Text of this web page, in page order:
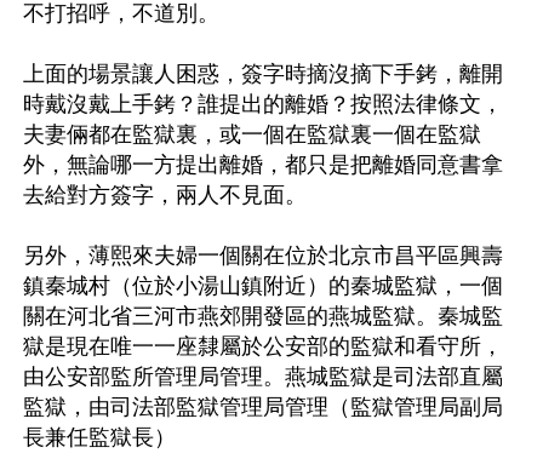
不打招呼，不道別。
上面的場景讓人困惑，簽字時摘沒摘下手銬，離開
時戴沒戴上手銬？誰提出的離婚？按照法律條文，
夫妻倆都在監獄裏，或一個在監獄裏一個在監獄
外，無論哪一方提出離婚，都只是把離婚同意書拿
去給對方簽字，兩人不見面。
另外，薄熙來夫婦一個關在位於北京市昌平區興壽
鎮秦城村（位於小湯山鎮附近）的秦城監獄，一個
關在河北省三河市燕郊開發區的燕城監獄。秦城監
獄是現在唯一一座隸屬於公安部的監獄和看守所，
由公安部監所管理局管理。燕城監獄是司法部直屬
監獄，由司法部監獄管理局管理（監獄管理局副局
長兼任監獄長）